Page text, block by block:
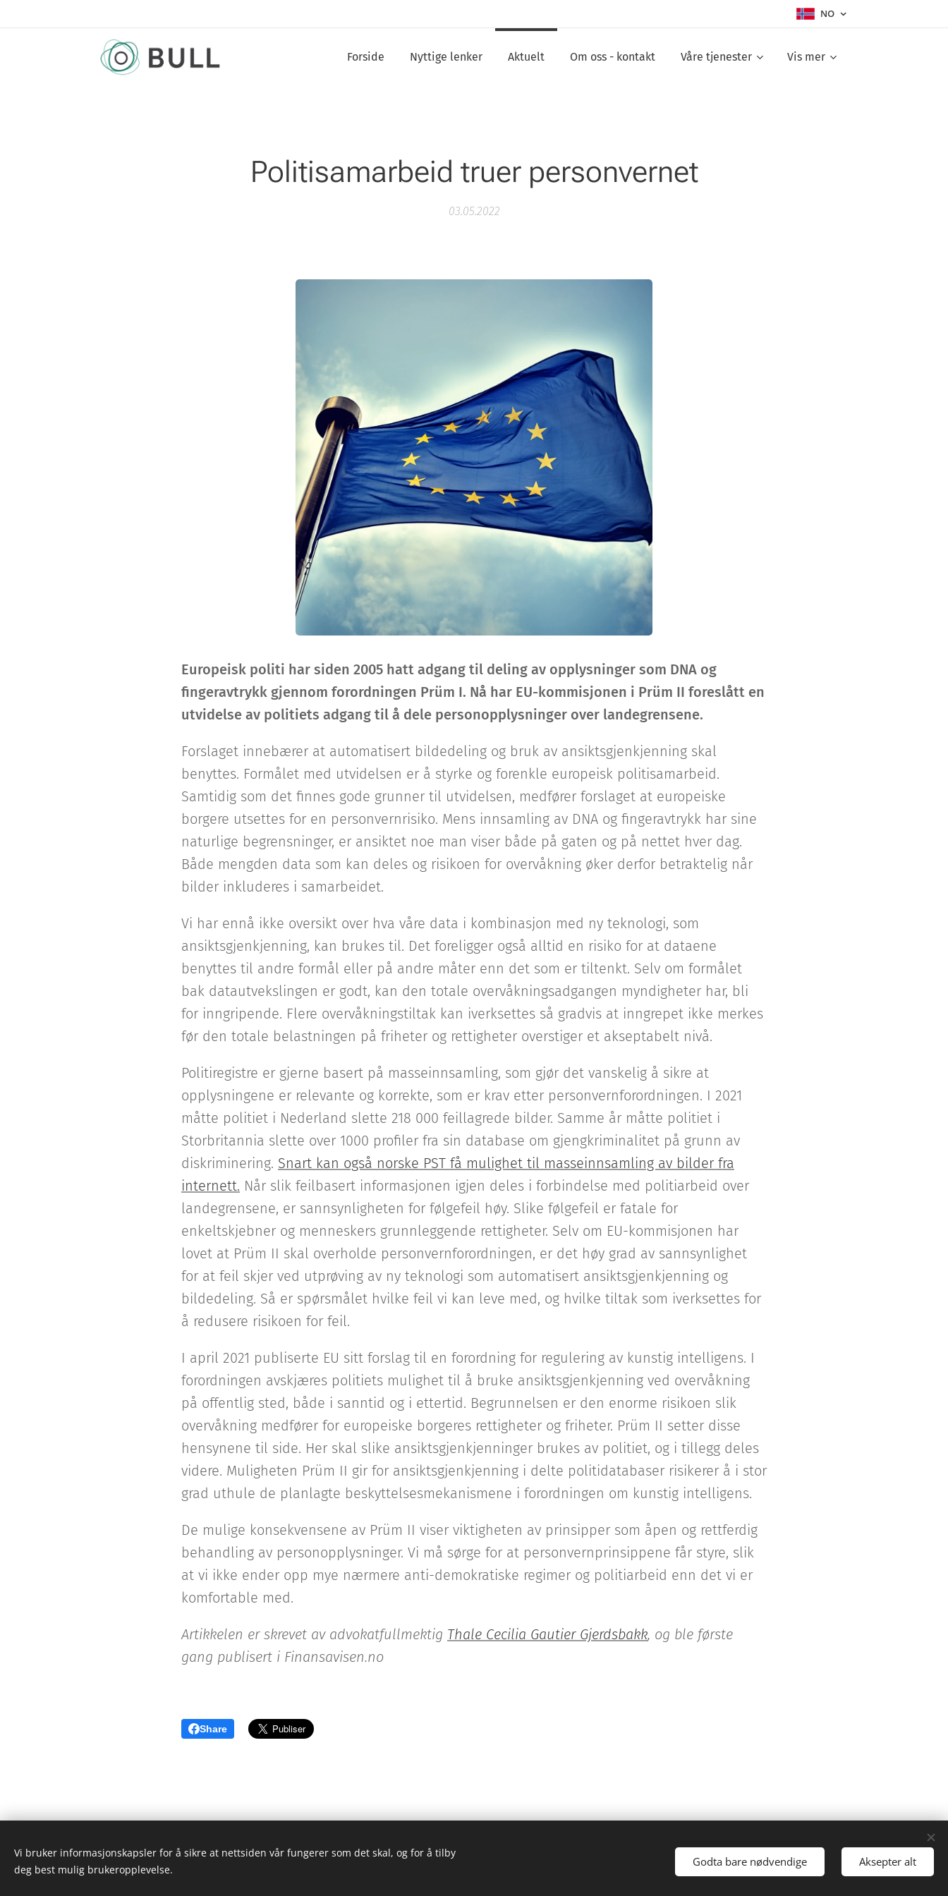
NO
Forside Nyttige lenker Aktuelt Om oss - kontakt Våre tjenester Vis mer
Politisamarbeid truer personvernet
03.05.2022
Europeisk politi har siden 2005 hatt adgang til deling av opplysninger som DNA og
fingeravtrykk gjennom forordningen Prüm I. Nå har EU-kommisjonen i Prüm II foreslått en
utvidelse av politiets adgang til å dele personopplysninger over landegrensene.
Forslaget innebærer at automatisert bildedeling og bruk av ansiktsgjenkjenning skal
benyttes. Formålet med utvidelsen er å styrke og forenkle europeisk politisamarbeid.
Samtidig som det finnes gode grunner til utvidelsen, medfører forslaget at europeiske
borgere utsettes for en personvernrisiko. Mens innsamling av DNA og fingeravtrykk har sine
naturlige begrensninger, er ansiktet noe man viser både på gaten og på nettet hver dag.
Både mengden data som kan deles og risikoen for overvåkning øker derfor betraktelig når
bilder inkluderes i samarbeidet.
Vi har ennå ikke oversikt over hva våre data i kombinasjon med ny teknologi, som
ansiktsgjenkjenning, kan brukes til. Det foreligger også alltid en risiko for at dataene
benyttes til andre formål eller på andre måter enn det som er tiltenkt. Selv om formålet
bak datautvekslingen er godt, kan den totale overvåkningsadgangen myndigheter har, bli
for inngripende. Flere overvåkningstiltak kan iverksettes så gradvis at inngrepet ikke merkes
før den totale belastningen på friheter og rettigheter overstiger et akseptabelt nivå.
Politiregistre er gjerne basert på masseinnsamling, som gjør det vanskelig å sikre at
opplysningene er relevante og korrekte, som er krav etter personvernforordningen. I 2021
måtte politiet i Nederland slette 218 000 feillagrede bilder. Samme år måtte politiet i
Storbritannia slette over 1000 profiler fra sin database om gjengkriminalitet på grunn av
diskriminering. Snart kan også norske PST få mulighet til masseinnsamling av bilder fra
internett. Når slik feilbasert informasjonen igjen deles i forbindelse med politiarbeid over
landegrensene, er sannsynligheten for følgefeil høy. Slike følgefeil er fatale for
enkeltskjebner og menneskers grunnleggende rettigheter. Selv om EU-kommisjonen har
lovet at Prüm II skal overholde personvernforordningen, er det høy grad av sannsynlighet
for at feil skjer ved utprøving av ny teknologi som automatisert ansiktsgjenkjenning og
bildedeling. Så er spørsmålet hvilke feil vi kan leve med, og hvilke tiltak som iverksettes for
å redusere risikoen for feil.
I april 2021 publiserte EU sitt forslag til en forordning for regulering av kunstig intelligens. I
forordningen avskjæres politiets mulighet til å bruke ansiktsgjenkjenning ved overvåkning
på offentlig sted, både i sanntid og i ettertid. Begrunnelsen er den enorme risikoen slik
overvåkning medfører for europeiske borgeres rettigheter og friheter. Prüm II setter disse
hensynene til side. Her skal slike ansiktsgjenkjenninger brukes av politiet, og i tillegg deles
videre. Muligheten Prüm II gir for ansiktsgjenkjenning i delte politidatabaser risikerer å i stor
grad uthule de planlagte beskyttelsesmekanismene i forordningen om kunstig intelligens.
De mulige konsekvensene av Prüm II viser viktigheten av prinsipper som åpen og rettferdig
behandling av personopplysninger. Vi må sørge for at personvernprinsippene får styre, slik
at vi ikke ender opp mye nærmere anti-demokratiske regimer og politiarbeid enn det vi er
komfortable med.
Artikkelen er skrevet av advokatfullmektig Thale Cecilia Gautier Gjerdsbakk, og ble første
gang publisert i Finansavisen.no
Share
© 2021 Advokatfirmaet Bull AS, Postboks 6604 St. Olavs pl., 0129 Oslo
Informasjonskapsler
Vi bruker informasjonskapsler for å sikre at nettsiden vår fungerer som det skal, og for å tilby
deg best mulig brukeropplevelse.
Godta bare nødvendige Aksepter alt